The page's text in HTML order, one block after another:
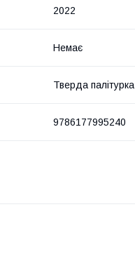
2022
Немає
Тверда палітурка
9786177995240